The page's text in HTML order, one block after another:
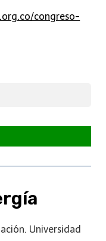
congreso-
Universidad